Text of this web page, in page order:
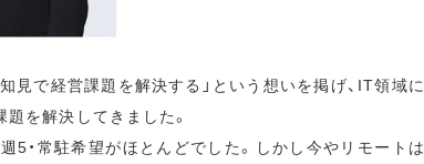
見で経営課題を解決する」という想いを掲げ、IT領域に
を解決してきました。
・常駐希望がほとんどでした。しかし今やリモートは